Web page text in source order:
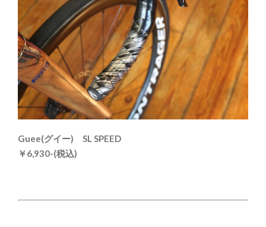
Guee(グイー) SL SPEED
￥6,930-(税込)